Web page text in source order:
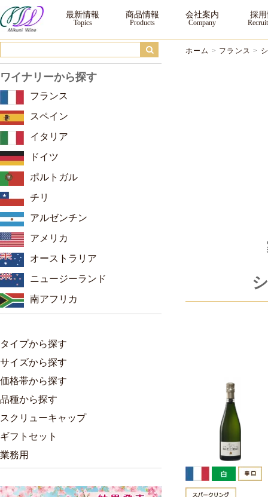
シャンパーニュ ポール・ベルトロー ｜三国ワイン
最新情報 商品情報 会社案内 採
ホーム > フランス >
ワイナリーから探す
フランス
スペイン
イタリア
ドイツ
ポルトガル
チリ
アルゼンチン
アメリカ
オーストラリア
ニュージーランド
南アフリカ
タイプから探す
サイズから探す
価格帯から探す
品種から探す
スクリューキャップ
ギフトセット
業務用